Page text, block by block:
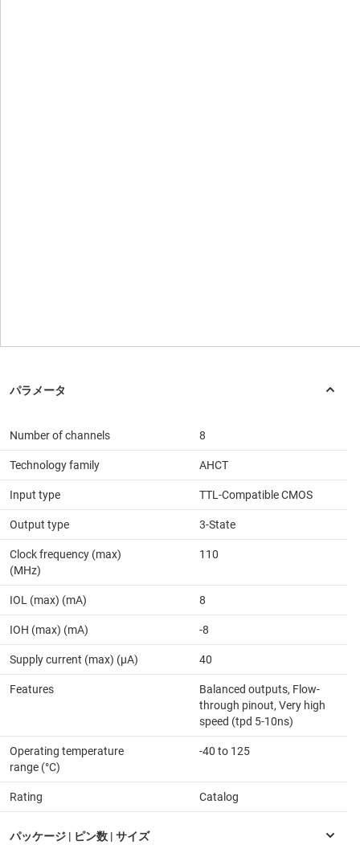
Number of channels 8
Technology family AHCT
Input type TTL-Compatible CMOS
Output type 3-State
Clock frequency (max)
(MHz)
110
IOL (max) (mA) 8
IOH (max) (mA) -8
Supply current (max) (µA) 40
Features
Balanced outputs, Flow-
through pinout, Very high
speed (tpd 5-10ns)
Operating temperature
range (°C)
-40 to 125
Rating Catalog